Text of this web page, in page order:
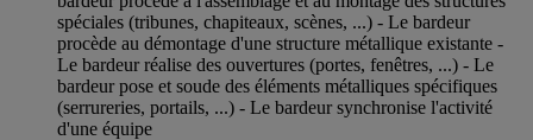
spéciales (tribunes, chapiteaux, scènes, ...) - Le bardeur
procède au démontage d'une structure métallique existante -
Le bardeur réalise des ouvertures (portes, fenêtres, ...) - Le
bardeur pose et soude des éléments métalliques spécifiques
(serrureries, portails, ...) - Le bardeur synchronise l'activité
d'une équipe